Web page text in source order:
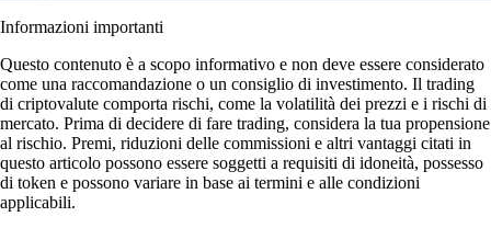
Informazioni importanti
Questo contenuto è a scopo informativo e non deve essere considerato
come una raccomandazione o un consiglio di investimento. Il trading
di criptovalute comporta rischi, come la volatilità dei prezzi e i rischi di
mercato. Prima di decidere di fare trading, considera la tua propensione
al rischio. Premi, riduzioni delle commissioni e altri vantaggi citati in
questo articolo possono essere soggetti a requisiti di idoneità, possesso
di token e possono variare in base ai termini e alle condizioni
applicabili.